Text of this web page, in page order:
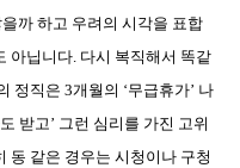
까 하고 우려의 시각을 표합
아닙니다. 다시 복직해서 똑같
정직은 3개월의 ‘무급휴가’ 나
받고’ 그런 심리를 가진 고위
동 같은 경우는 시청이나 구청